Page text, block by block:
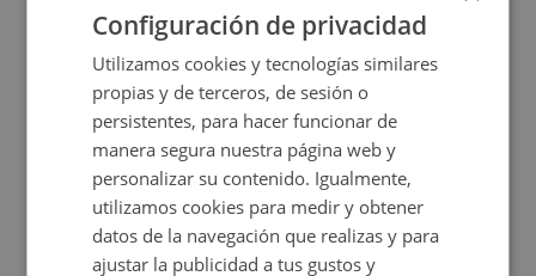
CONDICIONES ESPECIALES
Local Comercial en venta en CL S CRISTOBAL, 6
Configuración de privacidad
Utilizamos cookies y tecnologías similares
propias y de terceros, de sesión o
persistentes, para hacer funcionar de
manera segura nuestra página web y
personalizar su contenido. Igualmente,
utilizamos cookies para medir y obtener
datos de la navegación que realizas y para
ajustar la publicidad a tus gustos y